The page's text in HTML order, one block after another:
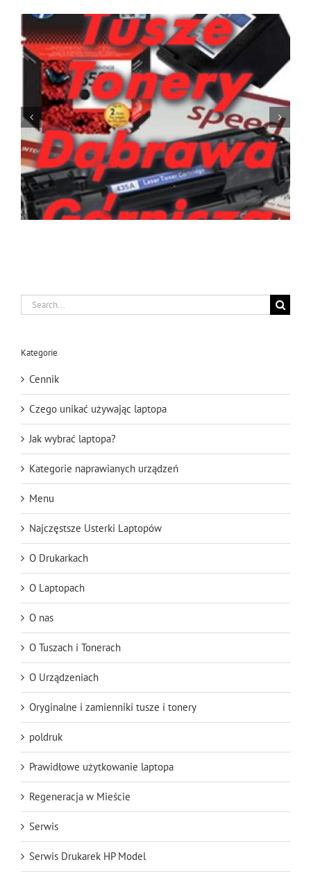
Tusze Tonery Siemianowice Śląskie
Search
for:
Kategorie
Cennik
Czego unikać używając laptopa
Jak wybrać laptopa?
Kategorie naprawianych urządzeń
Menu
Najczęstsze Usterki Laptopów
O Drukarkach
O Laptopach
O nas
O Tuszach i Tonerach
O Urządzeniach
Oryginalne i zamienniki tusze i tonery
poldruk
Prawidłowe użytkowanie laptopa
Regeneracja w Mieście
Serwis
Serwis Drukarek HP Model